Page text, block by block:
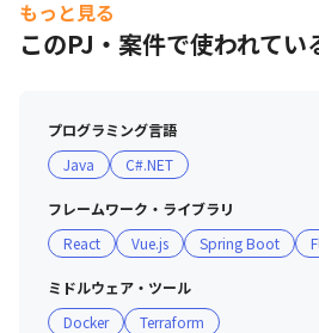
海外出身人財も約20％在籍してお
うフラットで親しみやすい雰囲気
もっと見る
このPJ・案件で使われてい
プログラミング言語
Java
C#.NET
フレームワーク・ライブラリ
React
Vue.js Spring Boot
ミドルウェア・ツール
Docker
Terraform